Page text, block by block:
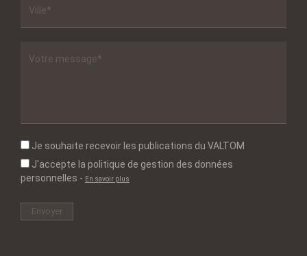
Je souhaite recevoir les publications du VALTOM
J'accepte la politique de gestion des données
personnelles - En savoir plus